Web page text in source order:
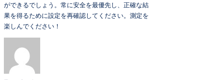
ができるでしょう。常に安全を最優先し、正確な結
果を得るために設定を再確認してください。測定を
楽しんでください！